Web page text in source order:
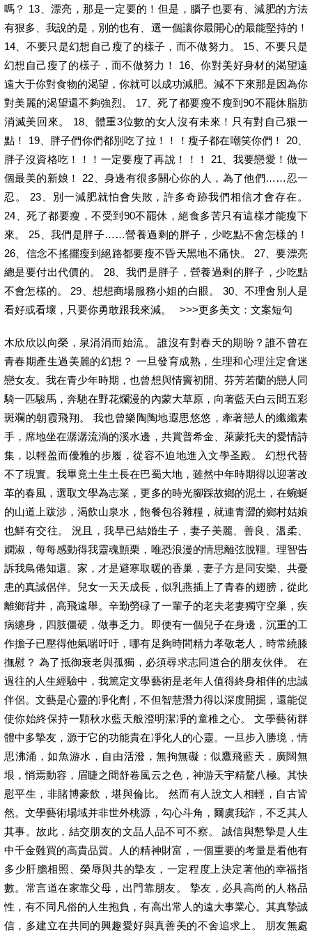
嗎？ 13、漂亮，那是一定要的！但是，腦子也要有、減肥的方法
有狠多、我說的是，別的也有、選一個讓你最開心的最能堅持的！
14、不要只是幻想自己瘦了的樣子，而不做努力。 15、不要只是
幻想自己瘦了的樣子，而不做努力！ 16、你對美好身材的渴望遠
遠大于你對食物的渴望，你就可以成功減肥。減不下來那是因為你
對美麗的渴望還不夠強烈。 17、死了都要瘦不瘦到90不罷休脂肪
消滅美回來。 18、體重3位數的女人沒有未來！只有對自己狠一
點！ 19、胖子們你們都別吃了拉！！！瘦子都在嘲笑你們！ 20、
胖子沒資格吃！！！一定要瘦了再說！！！ 21、我要戀愛！做一
個最美的新娘！ 22、身邊有很多關心你的人，為了他們……忍一
忍。 23、別一減肥就怕會失敗，許多奇跡我們相信才會存在。
24、死了都要瘦，不受到90不罷休，絕食多苦只有這樣才能瘦下
來。 25、我們是胖子……營養過剩的胖子，少吃點不會怎樣的！
26、信念不搖擺瘦到絕路都要瘦不昏天黑地不痛快。 27、要漂亮
總是要付出代價的。 28、我們是胖子，營養過剩的胖子，少吃點
不會怎樣的。 29、想想商場服務小姐的白眼。 30、不理會別人是
看好或看壞，只要你勇敢跟我來減。 >>>更多美文：文案短句
木欣欣以向榮，泉涓涓而始流。 誰沒有對春天的期盼？誰不曾在
青春期產生過美麗的幻想？ 一旦發育成熟，生理和心理注定會迷
戀女友。我在青少年時期，也曾想與情竇初開、芬芳若蘭的戀人同
騎一匹駿馬，奔馳在野花爛漫的內蒙大草原，向著藍天白云間五彩
斑斕的朝霞飛翔。 我也曾樂陶陶地遐思悠悠，牽著戀人的纖纖素
手，席地坐在潺潺流淌的溪水邊，共賞普希金、萊蒙托夫的愛情詩
集，以輕盈而優雅的步履，從容不迫地進入文學圣殿。 幻想代替
不了現實。我畢竟土生土長在巴蜀大地，雖然中年時期得以迎著改
革的春風，選取文學為志業，更多的時光腳踩故鄉的泥土，在蜿蜒
的山道上跋涉，渴飲山泉水，飽餐包谷雜糧，就連青澀的鄉村姑娘
也鮮有交往。 況且，我早已結婚生子，妻子美麗、善良、溫柔、
嫻淑，每每感動得我靈魂顫栗，唯恐浪漫的情思離弦脫韁。理智告
訴我鳥倦知還。家，才是避寒取暖的香巢，妻子方是同安樂、共憂
患的真誠侶伴。兒女一天天成長，似乳燕插上了青春的翅膀，從此
離鄉背井，高飛遠舉。辛勤勞碌了一輩子的老夫老妻獨守空巢，疾
病纏身，四肢僵硬，做事乏力。即便有一個兒子在身邊，沉重的工
作擔子已壓得他氣喘吁吁，哪有足夠時間精力孝敬老人，時常繞膝
撫慰？ 為了抵御衰老與孤獨，必須尋求志同道合的朋友伙伴。 在
過往的人生經驗中，我篤定文學藝術是老年人值得終身相伴的忠誠
伴侶。文藝是心靈的凈化劑，不但智慧潛力得以深度開掘，還能促
使你始終保持一顆秋水藍天般澄明潔凈的童稚之心。 文學藝術群
體中多摯友，源于它的功能貴在凈化人的心靈。一旦步入勝境，情
思沸涌，如魚游水，自由活潑，無拘無礙；似鷹飛藍天，廣闊無
垠，悄焉動容，眉睫之間舒卷風云之色，神游天宇精騖八極。其快
慰平生，非賭博豪飲，堪與倫比。 然而有人說文人相輕，自古皆
然。文學藝術場域并非世外桃源，勾心斗角，爾虞我詐，不乏其人
其事。故此，結交朋友的文品人品不可不察。 誠信與懇摯是人生
中千金難買的高貴品質。人的精神財富，一個重要的考量是看他有
多少肝膽相照、榮辱與共的摯友，一定程度上決定著他的幸福指
數。常言道在家靠父母，出門靠朋友。 摯友，必具高尚的人格品
性，有不同凡俗的人生抱負，有高出常人的遠大事業心。其真摯誠
信，多建立在共同的興趣愛好與真善美的不舍追求上。 朋友無處